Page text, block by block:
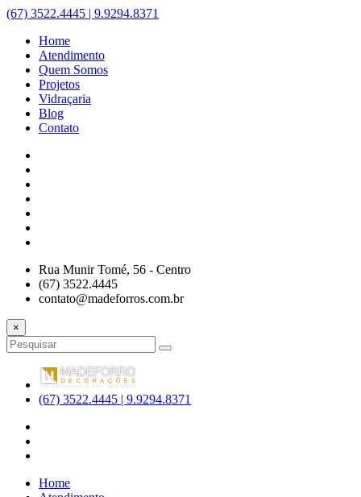
(67) 3522.4445 | 9.9294.8371
Home
Atendimento
Quem Somos
Projetos
Vidraçaria
Blog
Contato
Rua Munir Tomé, 56 - Centro
(67) 3522.4445
contato@madeforros.com.br
×
(67) 3522.4445 | 9.9294.8371
Home